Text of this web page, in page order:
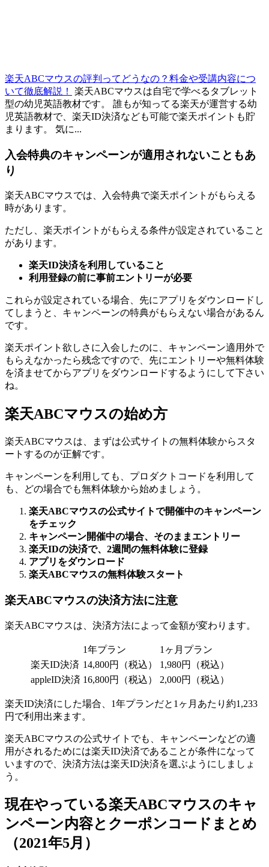
楽天ABCマウスの評判ってどうなの？料金や受講内容につ
いて徹底解説！
楽天ABCマウスは自宅で学べるタブレット
型の幼児英語教材です。 誰もが知ってる楽天が運営する幼
児英語教材で、楽天ID決済なども可能で楽天ポイントも貯
まります。 気に...
入会特典のキャンペーンが適用されないこともあ
り
楽天ABCマウスでは、入会特典で楽天ポイントがもらえる
時があります。
ただし、楽天ポイントがもらえる条件が設定されていること
があります。
楽天ID決済を利用していること
利用登録の前に事前エントリーが必要
これらが設定されている場合、先にアプリをダウンロードし
てしまうと、キャンペーンの特典がもらえない場合があるん
です。
楽天ポイント欲しさに入会したのに、キャンペーン適用外で
もらえなかったら残念ですので、先にエントリーや無料体験
を済ませてからアプリをダウンロードするようにして下さい
ね。
楽天ABCマウスの始め方
楽天ABCマウスは、まずは公式サイトの無料体験からスタ
ートするのが正解です。
キャンペーンを利用しても、プロダクトコードを利用して
も、どの場合でも無料体験から始めましょう。
楽天ABCマウスの公式サイトで開催中のキャンペーン
をチェック
キャンペーン開催中の場合、そのままエントリー
楽天IDの決済で、2週間の無料体験に登録
アプリをダウンロード
楽天ABCマウスの無料体験スタート
楽天ABCマウスの決済方法に注意
楽天ABCマウスは、決済方法によって金額が変わります。
1年プラン
1ヶ月プラン
楽天ID決済 14,800円（税込）
1,980円（税込）
appleID決済 16,800円（税込） 2,000円（税込）
楽天ID決済にした場合、1年プランだと1ヶ月あたり約1,233
円で利用出来ます。
楽天ABCマウスの公式サイトでも、キャンペーンなどの適
用がされるためには楽天ID決済であることが条件になって
いますので、決済方法は楽天ID決済を選ぶようにしましょ
う。
現在やっている楽天ABCマウスのキャ
ンペーン内容とクーポンコードまとめ
（2021年5月）